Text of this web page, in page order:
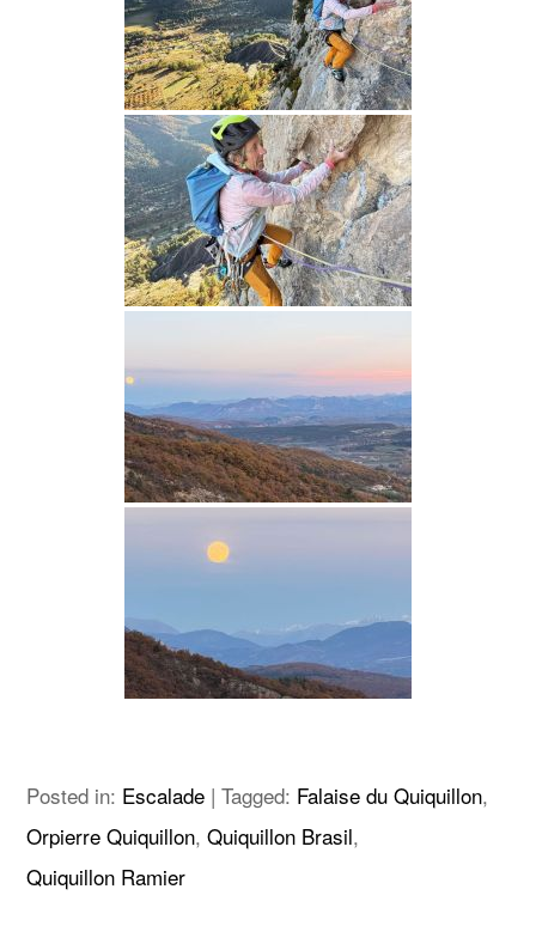
Posted in: Escalade |Tagged: Falaise du Quiquillon,
Orpierre Quiquillon,Quiquillon Brasil,
Quiquillon Ramier